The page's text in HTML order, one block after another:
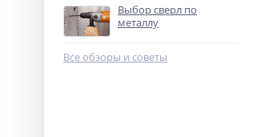
Выбор сверл по
металлу
Все обзоры и советы